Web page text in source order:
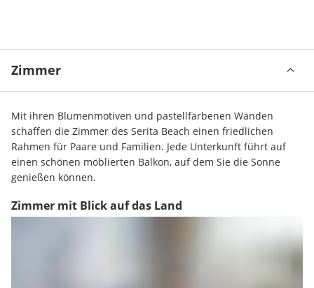
Zimmer
Mit ihren Blumenmotiven und pastellfarbenen Wänden
schaffen die Zimmer des Serita Beach einen friedlichen
Rahmen für Paare und Familien. Jede Unterkunft führt auf
einen schönen möblierten Balkon, auf dem Sie die Sonne
genießen können.
Zimmer mit Blick auf das Land